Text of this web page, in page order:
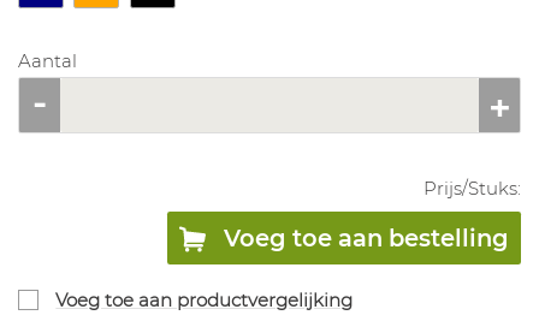
Aantal
Prijs/Stuks:
Voeg toe aan bestelling
Voeg toe aan productvergelijking